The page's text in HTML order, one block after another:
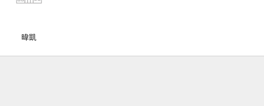
暐凱